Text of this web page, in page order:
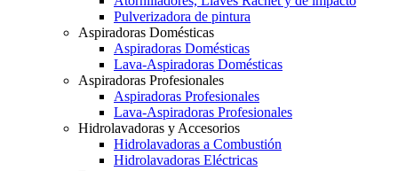
Pulverizadora de pintura
Aspiradoras Domésticas
Aspiradoras Domésticas
Lava-Aspiradoras Domésticas
Aspiradoras Profesionales
Aspiradoras Profesionales
Lava-Aspiradoras Profesionales
Hidrolavadoras y Accesorios
Hidrolavadoras a Combustión
Hidrolavadoras Eléctricas